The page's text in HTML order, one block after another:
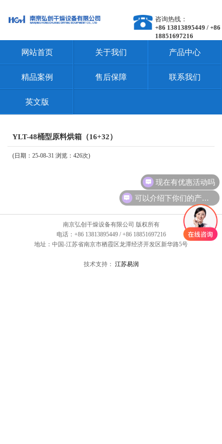
咨询热线：
+86 13813895449 / +86
18851697216
网站首页 关于我们 产品中心
精品案例 售后保障 联系我们
英文版
YLT-48桶型原料烘箱（16+32）
(日期：25-08-31 浏览：426次)
南京弘创干燥设备有限公司 版权所有
电话：+86 13813895449 / +86 18851697216
地址：中国-江苏省南京市栖霞区龙潭经济开发区新华路5号
技术支持： 江苏易润
可以介绍下你们的产品么
现在有优惠活动吗